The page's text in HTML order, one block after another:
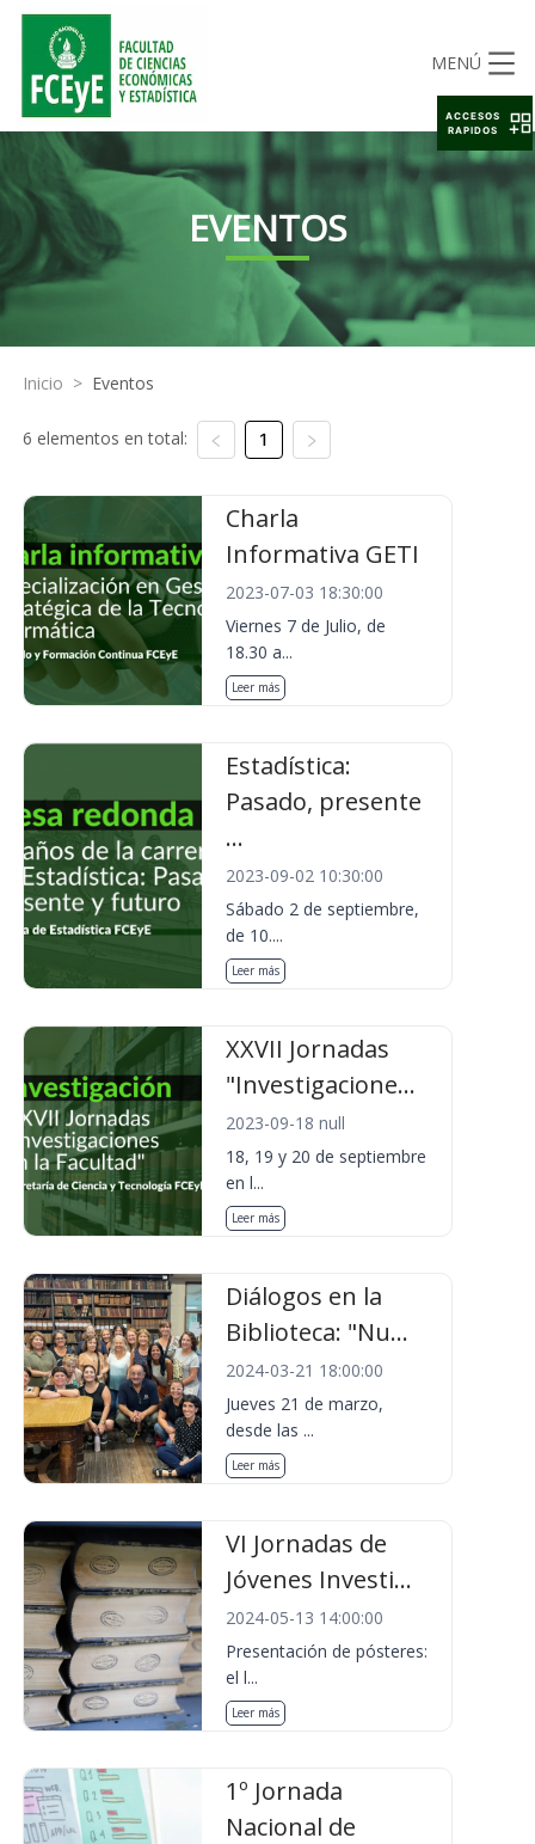
MENÚ
EVENTOS
Inicio > Eventos
6 elementos en total: 1
Charla
Informativa GETI
2023-07-03 18:30:00
Viernes 7 de Julio, de
18.30 a...
Leer más
Estadística:
Pasado, presente
...
2023-09-02 10:30:00
Sábado 2 de septiembre,
de 10....
Leer más
XXVII Jornadas
"Investigacione...
2023-09-18 null
18, 19 y 20 de septiembre
en l...
Leer más
Diálogos en la
Biblioteca: "Nu...
2024-03-21 18:00:00
Jueves 21 de marzo,
desde las ...
Leer más
VI Jornadas de
Jóvenes Investi...
2024-05-13 14:00:00
Presentación de pósteres:
el l...
Leer más
1º Jornada
Nacional de
ACCESOS
RAPIDOS